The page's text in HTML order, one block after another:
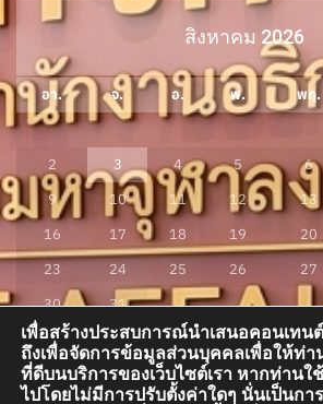
สิงหาคม 2026
อา. จ. อ. พ. พฤ.
2
3 4 5 6
9
10 11 12 13
16
17 18 19 20
23
24 25 26 27
30
31
« ก.ค.
เพื่อสร้างประสบการณ์นำเสนอคอนเท
ถึงเพื่อจัดการข้อมูลส่วนบุคคลเพื่อให้ท่
ที่ดีบนบริการของเว็บไซต์เรา หากท่านใ
ไปโดยไม่มีการปรับตั้งค่าใดๆ นั่นเป็นกา